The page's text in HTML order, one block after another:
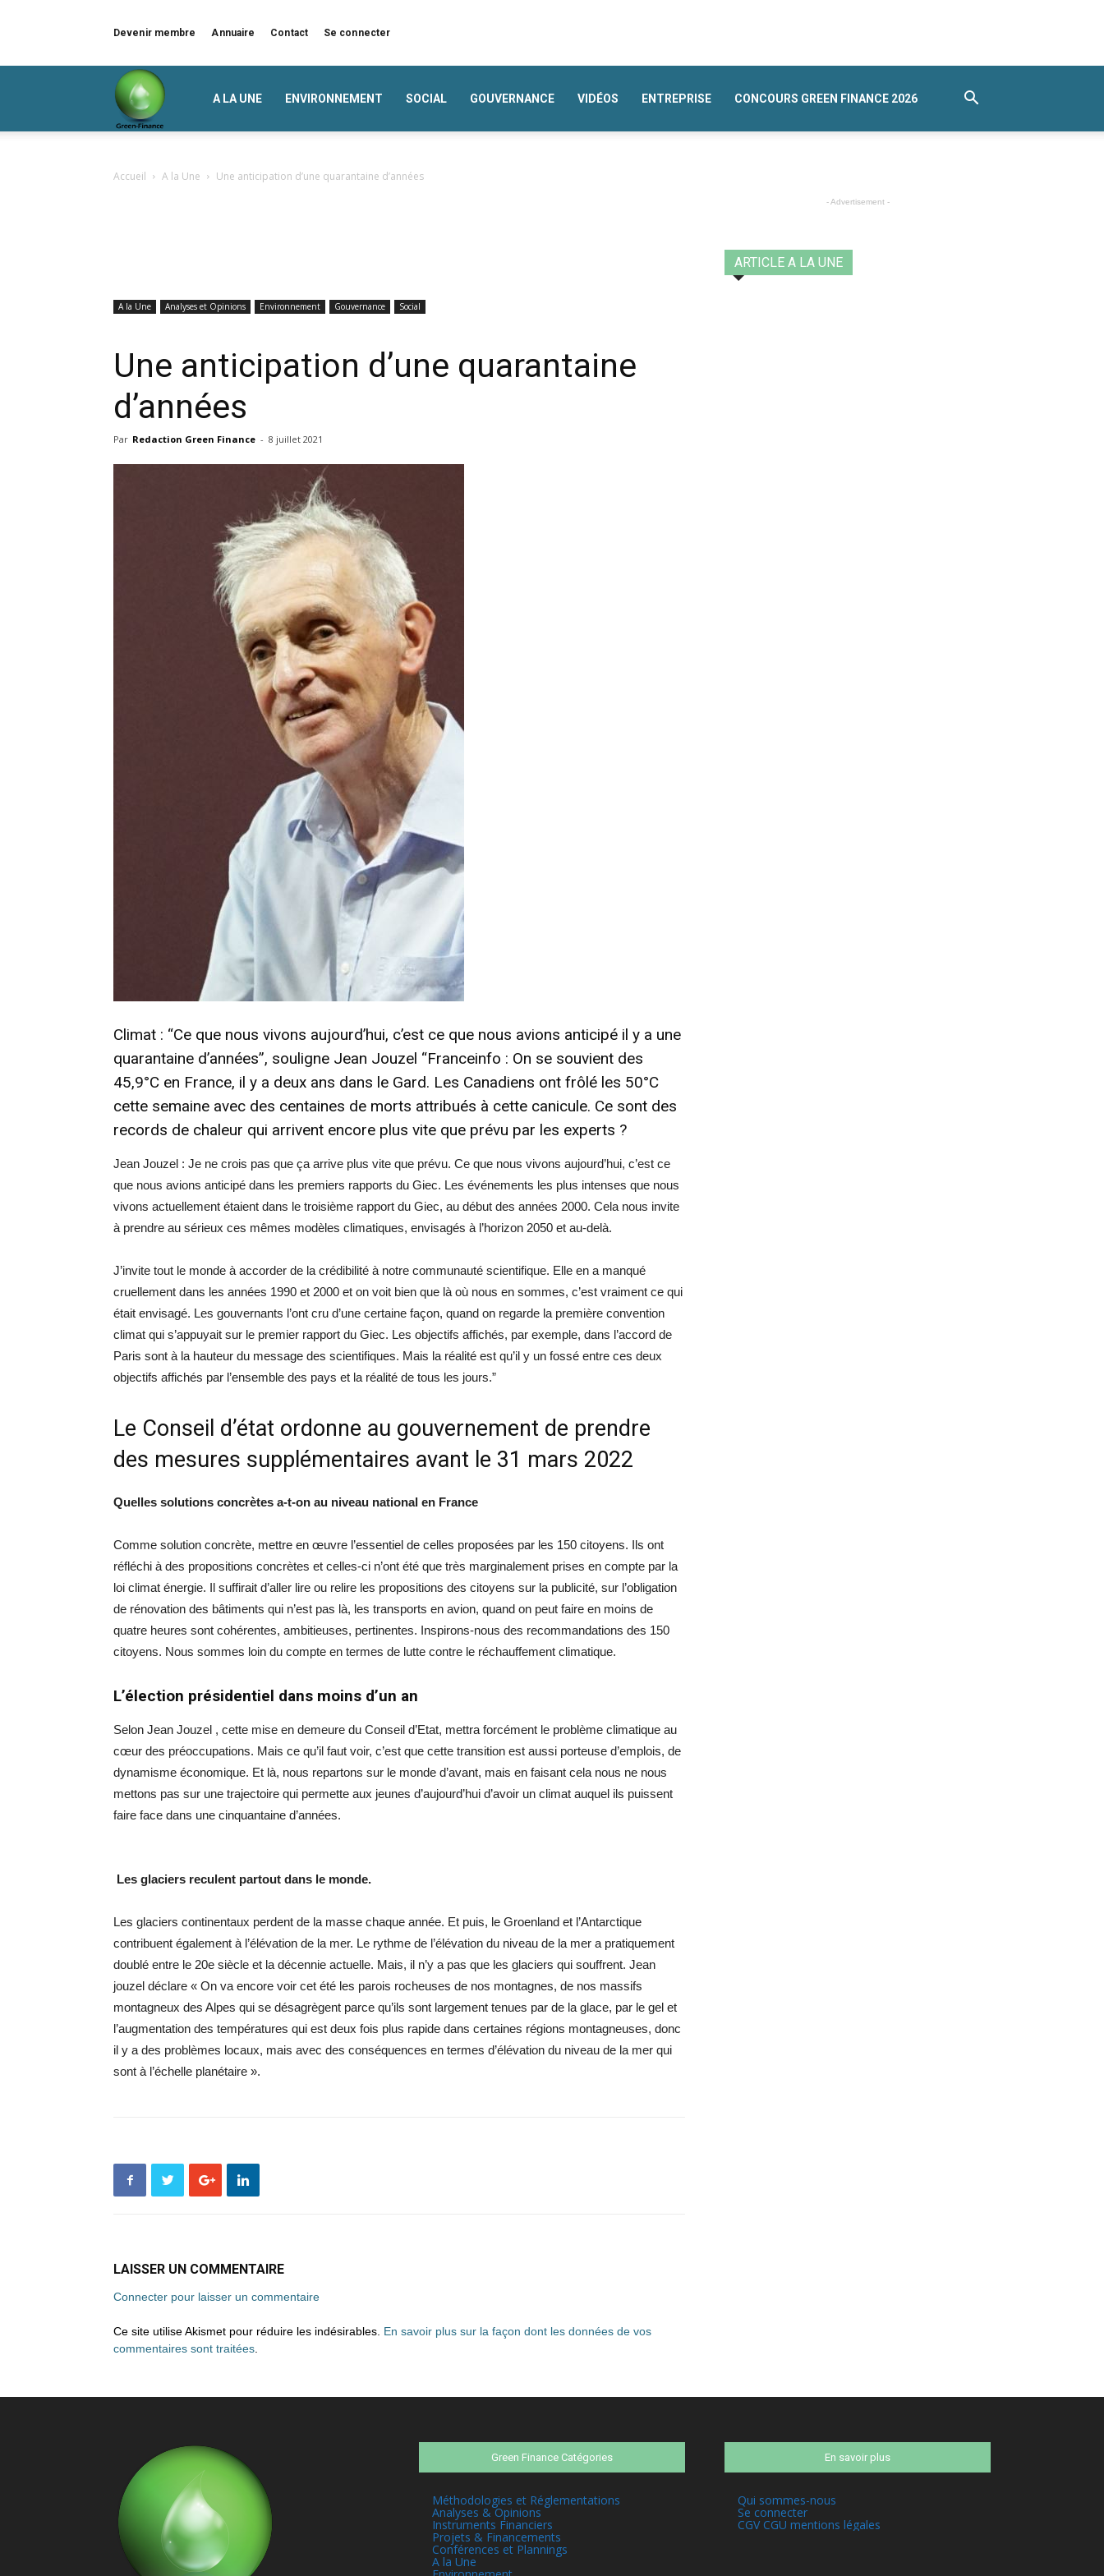
Devenir membre Annuaire Contact Se connecter
A LA UNE ENVIRONNEMENT SOCIAL GOUVERNANCE VIDÉOS ENTREPRISE CONCOURS GREEN FINANCE 2026
Accueil A la Une Une anticipation d’une quarantaine d’années
A la Une Analyses et Opinions Environnement Gouvernance Social
Une anticipation d’une quarantaine
d’années
Par Redaction Green Finance - 8 juillet 2021
Climat : “Ce que nous vivons aujourd’hui, c’est ce que nous avions anticipé il y a une
quarantaine d’années”, souligne Jean Jouzel “Franceinfo : On se souvient des
45,9°C en France, il y a deux ans dans le Gard. Les Canadiens ont frôlé les 50°C
cette semaine avec des centaines de morts attribués à cette canicule. Ce sont des
records de chaleur qui arrivent encore plus vite que prévu par les experts ?
Jean Jouzel : Je ne crois pas que ça arrive plus vite que prévu. Ce que nous vivons aujourd’hui, c’est ce
que nous avions anticipé dans les premiers rapports du Giec. Les événements les plus intenses que nous
vivons actuellement étaient dans le troisième rapport du Giec, au début des années 2000. Cela nous invite
à prendre au sérieux ces mêmes modèles climatiques, envisagés à l’horizon 2050 et au-delà.
J’invite tout le monde à accorder de la crédibilité à notre communauté scientifique. Elle en a manqué
cruellement dans les années 1990 et 2000 et on voit bien que là où nous en sommes, c’est vraiment ce qui
était envisagé. Les gouvernants l’ont cru d’une certaine façon, quand on regarde la première convention
climat qui s’appuyait sur le premier rapport du Giec. Les objectifs affichés, par exemple, dans l’accord de
Paris sont à la hauteur du message des scientifiques. Mais la réalité est qu’il y un fossé entre ces deux
objectifs affichés par l’ensemble des pays et la réalité de tous les jours.”
Le Conseil d’état ordonne au gouvernement de prendre
des mesures supplémentaires avant le 31 mars 2022
Quelles solutions concrètes a-t-on au niveau national en France
Comme solution concrète, mettre en œuvre l’essentiel de celles proposées par les 150 citoyens. Ils ont
réfléchi à des propositions concrètes et celles-ci n’ont été que très marginalement prises en compte par la
loi climat énergie. Il suffirait d’aller lire ou relire les propositions des citoyens sur la publicité, sur l’obligation
de rénovation des bâtiments qui n’est pas là, les transports en avion, quand on peut faire en moins de
quatre heures sont cohérentes, ambitieuses, pertinentes. Inspirons-nous des recommandations des 150
citoyens. Nous sommes loin du compte en termes de lutte contre le réchauffement climatique.
L’élection présidentiel dans moins d’un an
Selon Jean Jouzel , cette mise en demeure du Conseil d’Etat, mettra forcément le problème climatique au
cœur des préoccupations. Mais ce qu’il faut voir, c’est que cette transition est aussi porteuse d’emplois, de
dynamisme économique. Et là, nous repartons sur le monde d’avant, mais en faisant cela nous ne nous
mettons pas sur une trajectoire qui permette aux jeunes d’aujourd’hui d’avoir un climat auquel ils puissent
faire face dans une cinquantaine d’années.
Les glaciers reculent partout dans le monde.
Les glaciers continentaux perdent de la masse chaque année. Et puis, le Groenland et l’Antarctique
contribuent également à l’élévation de la mer. Le rythme de l’élévation du niveau de la mer a pratiquement
doublé entre le 20e siècle et la décennie actuelle. Mais, il n’y a pas que les glaciers qui souffrent. Jean
jouzel déclare « On va encore voir cet été les parois rocheuses de nos montagnes, de nos massifs
montagneux des Alpes qui se désagrègent parce qu’ils sont largement tenues par de la glace, par le gel et
l’augmentation des températures qui est deux fois plus rapide dans certaines régions montagneuses, donc
il y a des problèmes locaux, mais avec des conséquences en termes d’élévation du niveau de la mer qui
sont à l’échelle planétaire ».
LAISSER UN COMMENTAIRE
Connecter pour laisser un commentaire
Ce site utilise Akismet pour réduire les indésirables. En savoir plus sur la façon dont les données de vos
commentaires sont traitées
- Advertisement -
ARTICLE A LA UNE
Green Finance Catégories
Méthodologies et Réglementations
Analyses & Opinions
Instruments Financiers
Projets & Financements
Conférences et Plannings
A la Une
En savoir plus
Qui sommes-nous
Se connecter
CGV CGU mentions légales